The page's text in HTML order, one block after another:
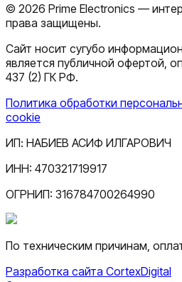
© 2026 Prime Electronics —
права защищены.
Сайт носит сугубо
является публичной офертой,
437 (2) ГК РФ.
Политика обработки
cookie
ИП: НАБИЕВ АСИФ ИЛГАРОВИЧ
ИНН: 470321719917
ОГРНИП: 316784700264990
По техническим причинам,
Разработка сайта CortexDigital